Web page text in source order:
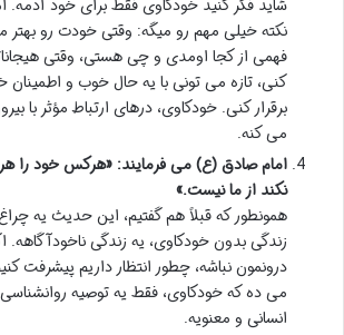
شاید فکر کنید خودکاوی فقط برای خود آدمه.
نکته خیلی مهم رو میگه: وقتی خودت رو
فهمی از کجا اومدی و چی هستی، وقتی
کنی، تازه می تونی با یه حال خوب و اطمینان
برقرار کنی. خودکاوی، درهای ارتباط مؤثر با
می کنه.
امام صادق (ع) می فرمایند: «هرکس خود را هر
نکند از ما نیست.»
همونطور که قبلاً هم گفتیم، این حدیث یه
زندگی بدون خودکاوی، یه زندگی ناخودآگاهه.
درونمون نباشه، چطور انتظار داریم پیشرفت
می ده که خودکاوی، فقط یه توصیه
انسانی و معنویه.